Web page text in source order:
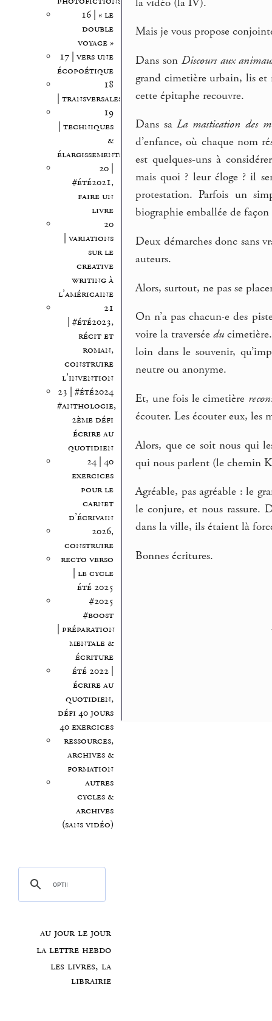
16 | « le
double
voyage »
17 | vers une
écopoétique
18
| transversales
19
| techniques
&
élargissements
20 |
#été2021,
faire un
livre
20
| variations
sur le
creative
writing à
l’américaine
21
| #été2023,
récit et
roman,
construire
l’invention
23 | #été2024
#anthologie,
2ème défi
écrire au
quotidien
24 | 40
exercices
pour le
carnet
d’écrivain
2026,
construire
recto verso
| le cycle
été 2025
#2025
#boost
| préparation
mentale &
écriture
été 2022 |
écrire au
quotidien,
défi 40 jours
40 exercices
ressources,
archives &
formation
autres
cycles &
archives
(sans vidéo)
au jour le jour
la lettre hebdo
les livres, la
librairie
Mais je vous propose
Dans son Discours aux
grand cimetière urbain, lis et
cette épitaphe recouvre.
Dans saLa mastication des
d’enfance, où chaque nom
est quelques-uns à
mais quoi ? leur éloge ? il
protestation. Parfois un
biographie emballée de
Deux démarches donc sans
auteurs.
Alors, surtout, ne pas se
On n’a pas chacun·e des
voire la traverséeducimetière.
loin dans le souvenir,
neutre ou anonyme.
Et, une fois le cimetière
écouter. Les écouter eux, les
Alors, que ce soit nous qui
qui nous parlent (le chemin
Agréable, pas agréable : le
le conjure, et nous rassure.
dans la ville, ils étaient là
Bonnes écritures.